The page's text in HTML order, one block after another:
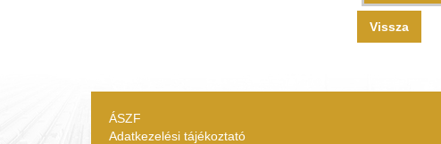
Vissza
ÁSZF
Adatkezelési tájékoztató